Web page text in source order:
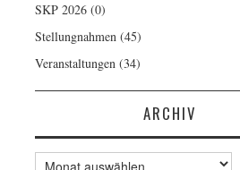
SKP 2026 (0)
Stellungnahmen (45)
Veranstaltungen (34)
ARCHIV
Archiv